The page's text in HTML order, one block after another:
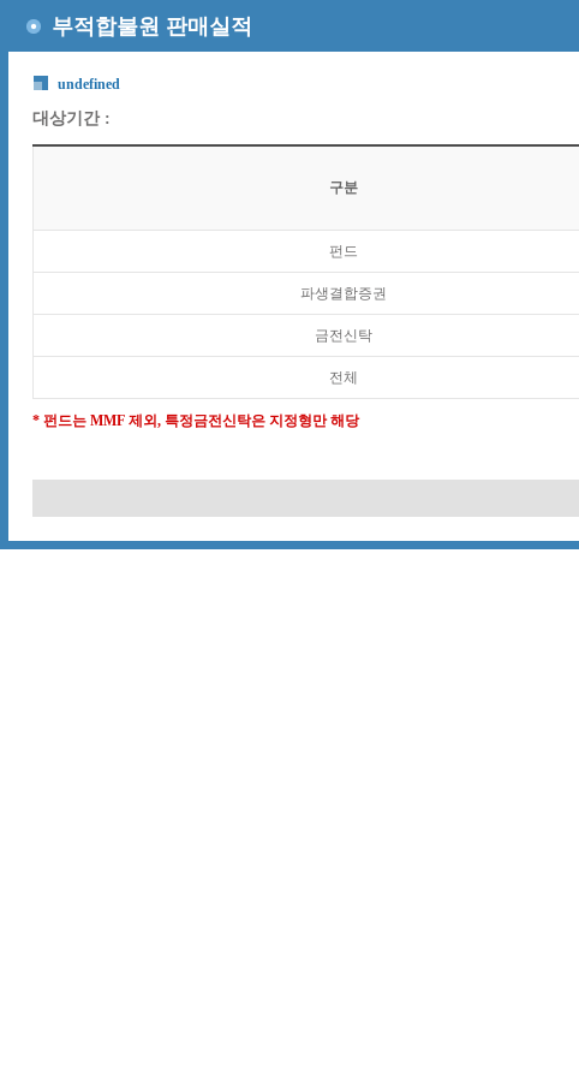
부적합불원 판매실적
undefined
대상기간 :
구분
펀드
파생결합증권
금전신탁
전체
* 펀드는 MMF 제외, 특정금전신탁은 지정형만 해당